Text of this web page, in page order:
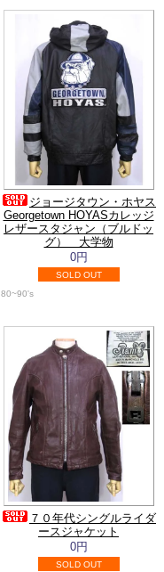
ジョージタウン・ホヤス
Georgetown HOYASカレッジ
レザースタジャン（ブルドッ
グ） 大学物
0円
SOLD OUT
80~90's
７０年代シングルライダ
ースジャケット
0円
SOLD OUT